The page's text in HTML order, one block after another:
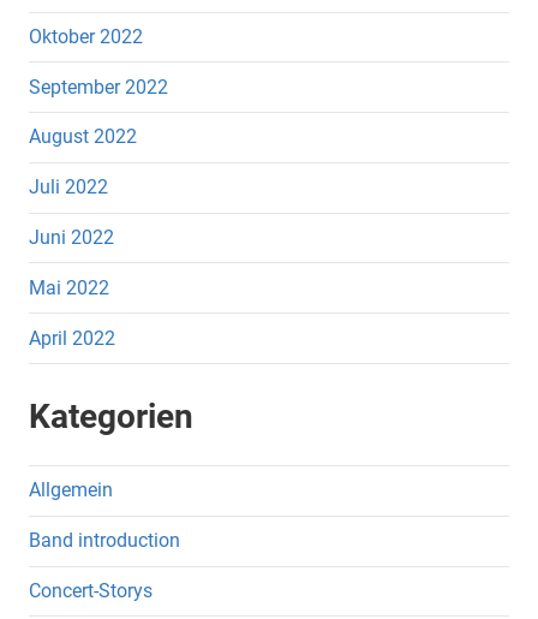
Oktober 2022
September 2022
August 2022
Juli 2022
Juni 2022
Mai 2022
April 2022
Kategorien
Allgemein
Band introduction
Concert-Storys